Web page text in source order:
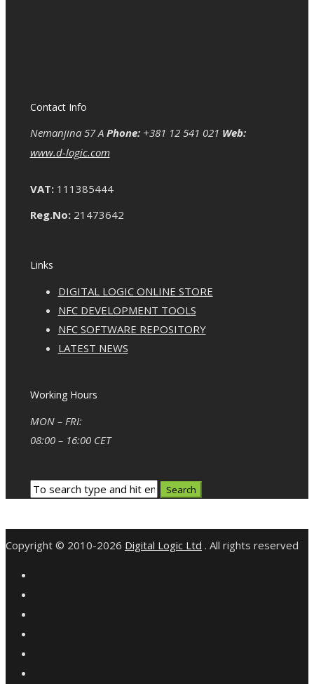
Contact Info
Nemanjina 57 A Phone:+381 12 541 021 Web:
www.d-logic.com
VAT:111385444
Reg.No:21473642
Links
DIGITAL LOGIC ONLINE STORE
NFC DEVELOPMENT TOOLS
NFC SOFTWARE REPOSITORY
LATEST NEWS
Working Hours
MON – FRI:
08:00 – 16:00 CET
Copyright © 2010-2026 Digital Logic Ltd . All rights reserved